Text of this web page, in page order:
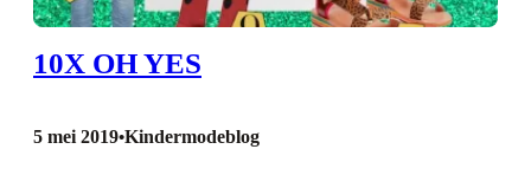
10X OH YES
5 mei 2019•Kindermodeblog